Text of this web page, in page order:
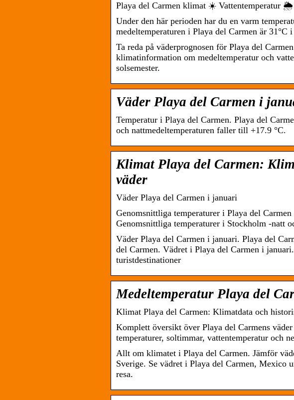
Playa del Carmen klimat ☀️ Vattentemperatur 🌦️
Under den här perioden har du en varm
medeltemperaturen i Playa del Carmen är
Ta reda på väderprognosen för Playa del
klimatinformation om medeltemperatur och
solsemester.
Väder Playa del Carmen i
Temperatur i Playa del Carmen. Playa del
och nattmedeltemperaturen faller till +17.9 °C.
Klimat Playa del Carmen:
väder
Väder Playa del Carmen i januari
Genomsnittliga temperaturer i Playa del
Genomsnittliga temperaturer i Stockholm -natt
Väder Playa del Carmen i januari. Playa del
del Carmen. Vädret i Playa del Carmen i
turistdestinationer
Medeltemperatur Playa del
Klimat Playa del Carmen: Klimatdata och
Komplett översikt över Playa del Carmens
temperaturer, soltimmar, vattentemperatur och
Allt om klimatet i Playa del Carmen. Jämför
Sverige. Se vädret i Playa del Carmen, Mexico
resa.